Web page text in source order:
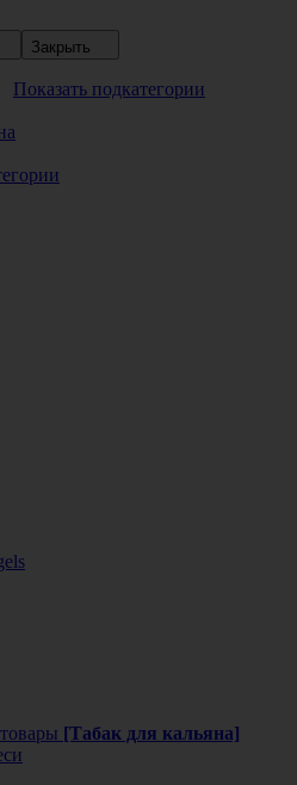
Закрыть
Показать подкатегории
[Табак для кальяна]